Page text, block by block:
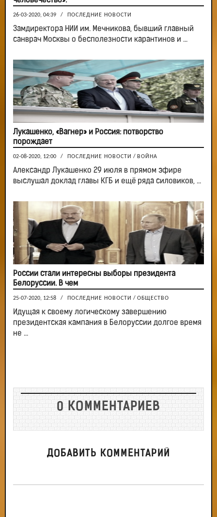
26-03-2020, 04:39 / ПОСЛЕДНИЕ НОВОСТИ
Замдиректора НИИ им. Мечникова, бывший главный
санврач Москвы о бесполезности карантинов и ...
Лукашенко, «Вагнер» и Россия: потворство
порождает
02-08-2020, 12:00 / ПОСЛЕДНИЕ НОВОСТИ / ВОЙНА
Александр Лукашенко 29 июля в прямом эфире
выслушал доклад главы КГБ и ещё ряда силовиков, ...
России стали интересны выборы президента
Белоруссии. В чем
25-07-2020, 12:58 / ПОСЛЕДНИЕ НОВОСТИ / ОБЩЕСТВО
Идущая к своему логическому завершению
президентская кампания в Белоруссии долгое время
не ...
0 КОММЕНТАРИЕВ
ДОБАВИТЬ КОММЕНТАРИЙ